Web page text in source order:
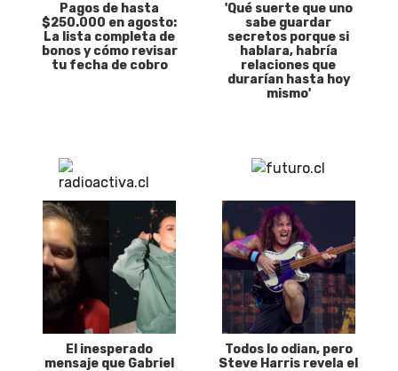
Pagos de hasta
$250.000 en agosto:
La lista completa de
bonos y cómo revisar
tu fecha de cobro
'Qué suerte que uno
sabe guardar
secretos porque si
hablara, habría
relaciones que
durarían hasta hoy
mismo'
El inesperado
mensaje que Gabriel
Todos lo odian, pero
Steve Harris revela el